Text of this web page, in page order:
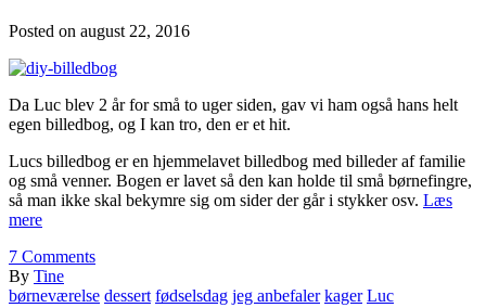
Posted on august 22, 2016
Da Luc blev 2 år for små to uger siden, gav vi ham også hans helt
egen billedbog, og I kan tro, den er et hit.
Lucs billedbog er en hjemmelavet billedbog med billeder af familie
og små venner. Bogen er lavet så den kan holde til små børnefingre,
så man ikke skal bekymre sig om sider der går i stykker osv. Læs
mere
7 Comments
By Tine
børneværelse dessert fødselsdag jeg anbefaler kager Luc